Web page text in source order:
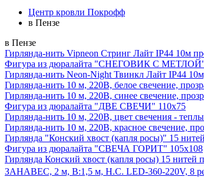
Центр кровли Покрофф
в Пензе
в Пензе
Гирлянда-нить Vipneon Стринг Лайт IP44 10м
Фигура из дюралайта "СНЕГОВИК С МЕТЛОЙ"
Гирлянда-нить Neon-Night Твинкл Лайт IP44
Гирлянда-нить 10 м, 220В, белое свечение,
Гирлянда-нить 10 м, 220В, синее свечение,
Фигура из дюралайта "ДВЕ СВЕЧИ" 110х75
Гирлянда-нить 10 м, 220В, цвет свечения -
Гирлянда-нить 10 м, 220В, красное свечение,
Гирлянда "Конский хвост (капля росы)" 15
Фигура из дюралайта "СВЕЧА ГОРИТ" 105х108
Гирлянда Конский хвост (капля росы) 15
ЗАНАВЕС, 2 м, В:1,5 м, Н.С. LED-360-220V, 8